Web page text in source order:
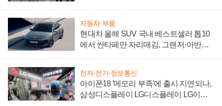
자동차·부품
현대차 올해 SUV 국내 베스트셀러 톱10
에서 싼타페만 자리매김, 그랜저·아반떼
전자·전기·정보통신
아이폰18 '메모리 부족'에 출시 지연되나,
삼성디스플레이 LG디스플레이 LG이노